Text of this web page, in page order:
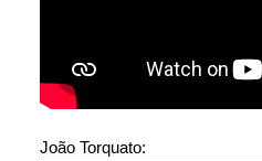
João Torquato: